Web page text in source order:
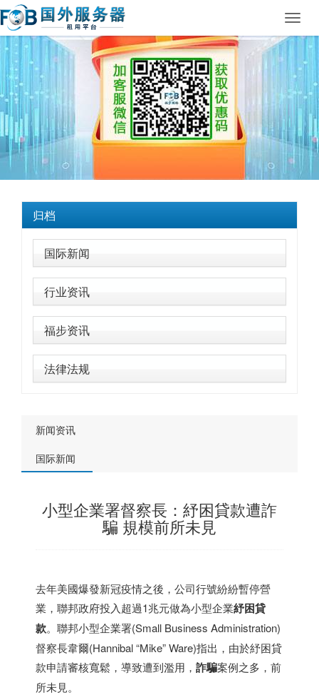
归档
国际新闻
行业资讯
福步资讯
法律法规
新闻资讯
国际新闻
小型企業署督察長：紓困貸款遭詐
騙 規模前所未見
去年美國爆發新冠疫情之後，公司行號紛紛暫停營
業，聯邦政府投入超過1兆元做為小型企業紓困貸
款。聯邦小型企業署(Small Business Administration)
督察長韋爾(Hannibal “Mike” Ware)指出，由於紓困貸
款申請審核寬鬆，導致遭到濫用， 詐騙案例之多，前
所未見。